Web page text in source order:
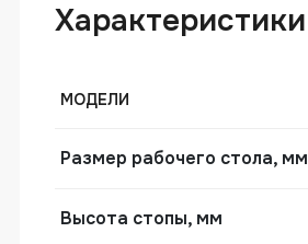
Характеристики
МОДЕЛИ
Размер рабочего стола, мм
Высота стопы, мм